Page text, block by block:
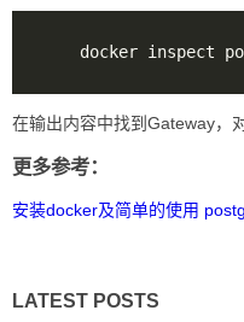
在输出内容中找到Gateway，
更多参考：
安装docker及简单的使用
LATEST POSTS